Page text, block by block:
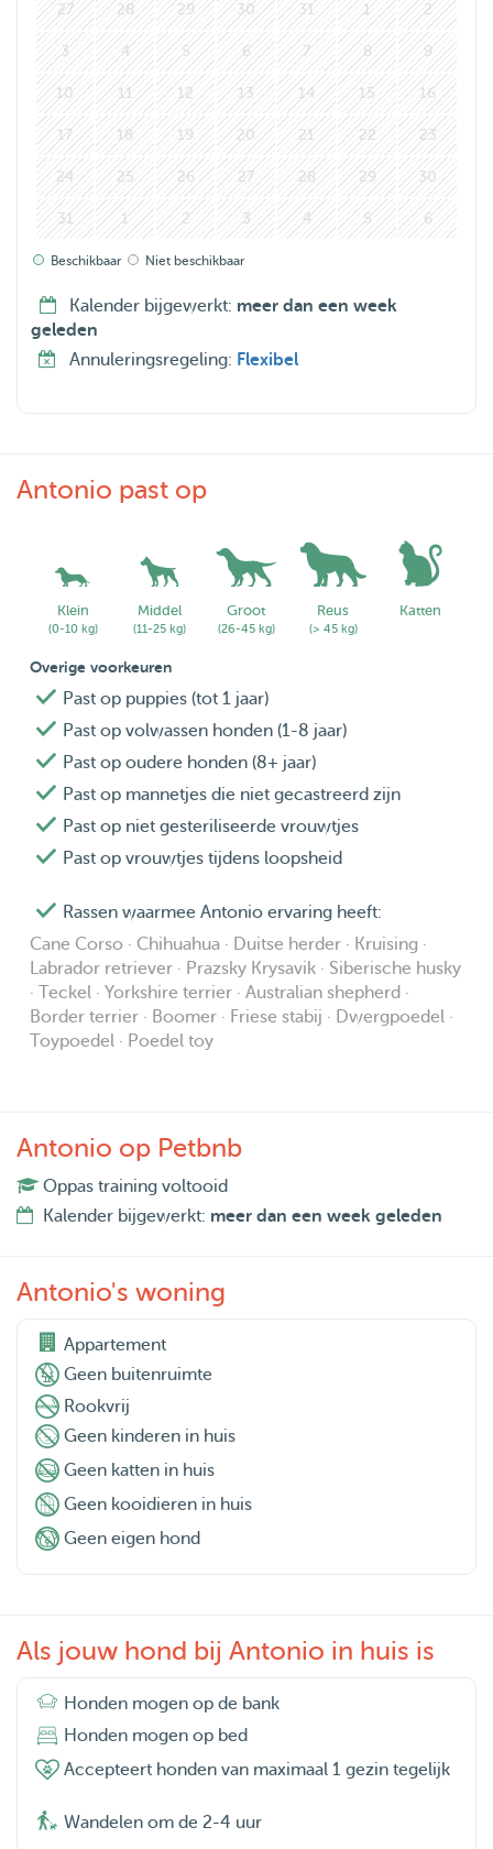
27 28 29 30 31 1 2
3 4 5 6 7 8 9
10 11 12 13 14 15 16
17 18 19 20 21 22 23
24 25 26 27 28 29 30
31 1 2 3 4 5 6
Beschikbaar Niet beschikbaar
Kalender bijgewerkt: meer dan een week
geleden
Annuleringsregeling: Flexibel
Antonio past op
Klein
(0-10 kg)
Middel
(11-25 kg)
Groot
(26-45 kg)
Reus
(> 45 kg)
Katten
Overige voorkeuren
Past op puppies (tot 1 jaar)
Past op volwassen honden (1-8 jaar)
Past op oudere honden (8+ jaar)
Past op mannetjes die niet gecastreerd zijn
Past op niet gesteriliseerde vrouwtjes
Past op vrouwtjes tijdens loopsheid
Rassen waarmee Antonio ervaring heeft:
Cane Corso · Chihuahua · Duitse herder · Kruising ·
Labrador retriever · Prazsky Krysavik · Siberische husky
· Teckel · Yorkshire terrier · Australian shepherd ·
Border terrier · Boomer · Friese stabij · Dwergpoedel ·
Toypoedel · Poedel toy
Antonio op Petbnb
Oppas training voltooid
Kalender bijgewerkt: meer dan een week geleden
Antonio's woning
Appartement
Geen buitenruimte
Rookvrij
Geen kinderen in huis
Geen katten in huis
Geen kooidieren in huis
Geen eigen hond
Als jouw hond bij Antonio in huis is
Honden mogen op de bank
Honden mogen op bed
Accepteert honden van maximaal 1 gezin tegelijk
Wandelen om de 2-4 uur